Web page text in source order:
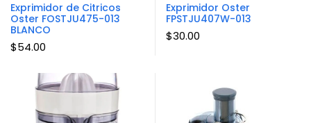
Exprimidor de Citricos
Oster FOSTJU475-013
BLANCO
$54.00
Exprimidor Oster
FPSTJU407W-013
$30.00